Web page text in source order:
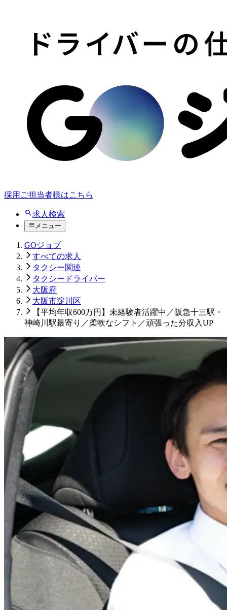
採用ご担当者様はこちら
求人検索
メニュー
GOジョブ
すべての求人
タクシー関連
タクシードライバー
大阪府
大阪市淀川区
【平均年収600万円】未経験者活躍中／阪急十三駅・
神崎川駅最寄り／柔軟なシフト／頑張った分収入UP